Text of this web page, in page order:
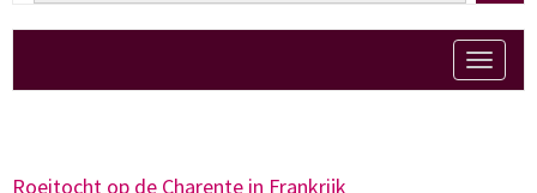
Toggle
Roeitocht op de Charente in Frankrijk